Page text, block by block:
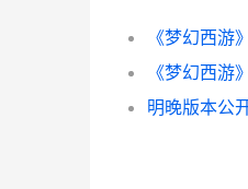
《梦幻西游
明晚版本公